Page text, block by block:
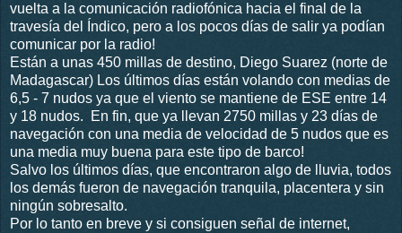
vuelta a la comunicación radiofónica hacia el final de la
travesía del Índico, pero a los pocos días de salir ya podían
comunicar por la radio!
Están a unas 450 millas de destino, Diego Suarez (norte de
Madagascar) Los últimos días están volando con medias de
6,5 - 7 nudos ya que el viento se mantiene de ESE entre 14
y 18 nudos. En fin, que ya llevan 2750 millas y 23 días de
navegación con una media de velocidad de 5 nudos que es
una media muy buena para este tipo de barco!
Salvo los últimos días, que encontraron algo de lluvia, todos
los demás fueron de navegación tranquila, placentera y sin
ningún sobresalto.
Por lo tanto en breve y si consiguen señal de internet,